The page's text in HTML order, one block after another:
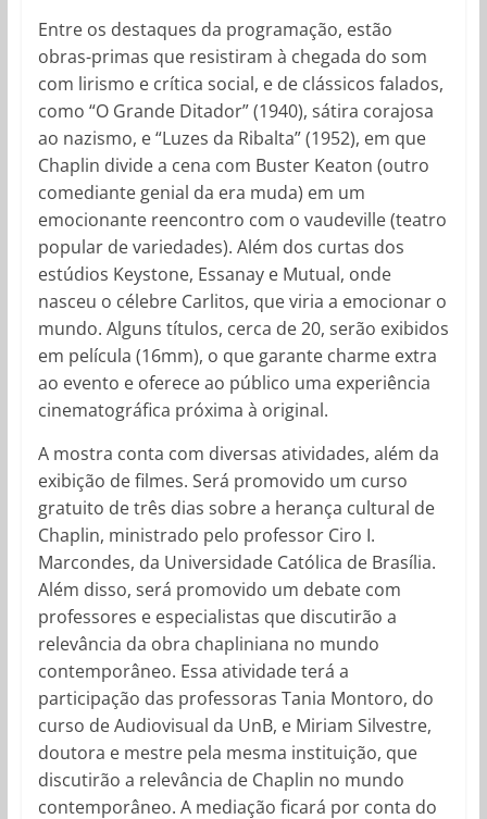
Entre os destaques da programação, estão
obras-primas que resistiram à chegada do som
com lirismo e crítica social, e de clássicos falados,
como “O Grande Ditador” (1940), sátira corajosa
ao nazismo, e “Luzes da Ribalta” (1952), em que
Chaplin divide a cena com Buster Keaton (outro
comediante genial da era muda) em um
emocionante reencontro com o vaudeville (teatro
popular de variedades). Além dos curtas dos
estúdios Keystone, Essanay e Mutual, onde
nasceu o célebre Carlitos, que viria a emocionar o
mundo. Alguns títulos, cerca de 20, serão exibidos
em película (16mm), o que garante charme extra
ao evento e oferece ao público uma experiência
cinematográfica próxima à original.
A mostra conta com diversas atividades, além da
exibição de filmes. Será promovido um curso
gratuito de três dias sobre a herança cultural de
Chaplin, ministrado pelo professor Ciro I.
Marcondes, da Universidade Católica de Brasília.
Além disso, será promovido um debate com
professores e especialistas que discutirão a
relevância da obra chapliniana no mundo
contemporâneo. Essa atividade terá a
participação das professoras Tania Montoro, do
curso de Audiovisual da UnB, e Miriam Silvestre,
doutora e mestre pela mesma instituição, que
discutirão a relevância de Chaplin no mundo
contemporâneo. A mediação ficará por conta do